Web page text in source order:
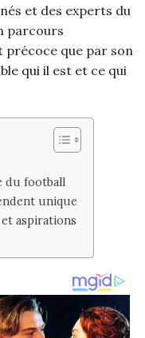
et des experts du
parcours
que par son
qui il est et ce qui
du football
unique
et aspirations